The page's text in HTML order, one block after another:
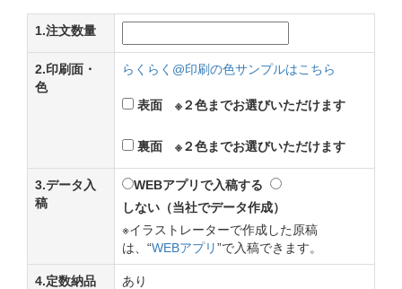
1.注文数量
2.印刷面・
色
らくらく@印刷の色サンプルはこちら
表面 ※２色までお選びいただけます
裏面 ※２色までお選びいただけます
3.データ入
稿
WEBアプリで入稿する
しない（当社でデータ作成）
※イラストレーターで作成した原稿
は、“WEBアプリ”で入稿できます。
4.定数納品
あり